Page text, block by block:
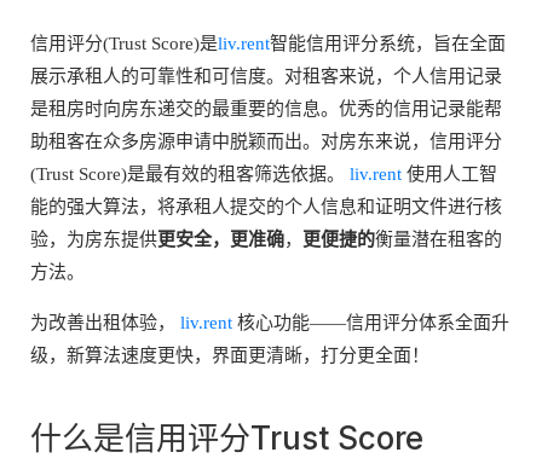
信用评分(Trust Score)是liv.rent智能信用评分系统，旨在全面
展示承租人的可靠性和可信度。对租客来说，个人信用记录
是租房时向房东递交的最重要的信息。优秀的信用记录能帮
助租客在众多房源申请中脱颖而出。对房东来说，信用评分
(Trust Score)是最有效的租客筛选依据。 liv.rent 使用人工智
能的强大算法，将承租人提交的个人信息和证明文件进行核
验，为房东提供更安全，更准确， 更便捷的衡量潜在租客的
方法。
为改善出租体验， liv.rent 核心功能——信用评分体系全面升
级，新算法速度更快，界面更清晰，打分更全面！
什么是信用评分Trust Score